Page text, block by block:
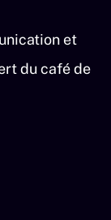
et
du café de